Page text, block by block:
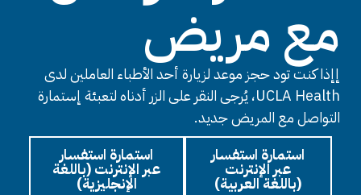
مع مريض
إإذا كنت تود حجز موعد لزيارة أحد الأطباء العاملين لدى
UCLA Health، يُرجى النقر على الزر أدناه لتعبئة إستمارة
التواصل مع المريض جديد.
استمارة استفسار
عبر الإنترنت (باللغة
الإنجليزية)
استمارة استفسار
عبر الإنترنت
(باللغة العربية)